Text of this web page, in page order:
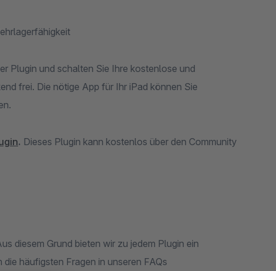
Plugin und schalten Sie Ihre kostenlose und
frei. Die nötige App für Ihr iPad können Sie
. Dieses Plugin kann kostenlos über den Community
diesem Grund bieten wir zu jedem Plugin ein
häufigsten Fragen in unseren FAQs